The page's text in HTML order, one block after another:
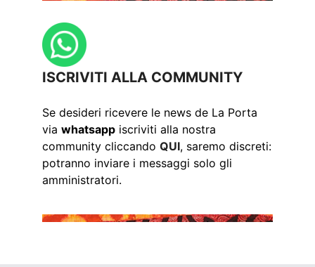
ISCRIVITI ALLA COMMUNITY
Se desideri ricevere le news de La Porta
via whatsapp iscriviti alla nostra
community cliccando QUI, saremo discreti:
potranno inviare i messaggi solo gli
amministratori.